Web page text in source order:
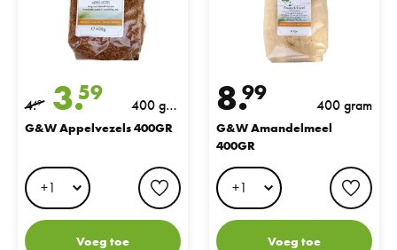
4.
49 3.59
400 gra
m
G&W Appelvezels 400GR
favorite button
Voeg toe
8.99 400 gram
G&W Amandelmeel
400GR
Voeg toe